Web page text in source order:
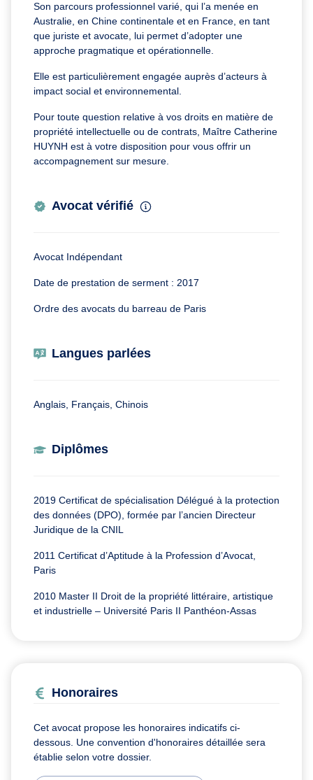
Son parcours professionnel varié, qui l’a menée en
Australie, en Chine continentale et en France, en tant
que juriste et avocate, lui permet d’adopter une
approche pragmatique et opérationnelle.
Elle est particulièrement engagée auprès d’acteurs à
impact social et environnemental.
Pour toute question relative à vos droits en matière de
propriété intellectuelle ou de contrats, Maître Catherine
HUYNH est à votre disposition pour vous offrir un
accompagnement sur mesure.
Avocat vérifié
Avocat Indépendant
Date de prestation de serment : 2017
Ordre des avocats du barreau de Paris
Langues parlées
Anglais, Français, Chinois
Diplômes
2019 Certificat de spécialisation Délégué à la protection
des données (DPO), formée par l’ancien Directeur
Juridique de la CNIL
2011 Certificat d’Aptitude à la Profession d’Avocat,
Paris
2010 Master II Droit de la propriété littéraire, artistique
et industrielle – Université Paris II Panthéon-Assas
Honoraires
Cet avocat propose les honoraires indicatifs ci-
dessous. Une convention d'honoraires détaillée sera
établie selon votre dossier.